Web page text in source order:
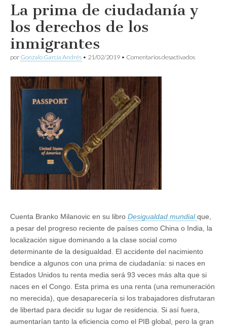
La prima de ciudadanía y
los derechos de los
inmigrantes
por Gonzalo García Andrés • 21/02/2019 • Comentarios desactivadosen
Cuenta Branko Milanovic en su libro Desigualdad mundialque,
a pesar del progreso reciente de países como China o India, la
localización sigue dominando a la clase social como
determinante de la desigualdad. El accidente del nacimiento
bendice a algunos con una prima de ciudadanía: si naces en
Estados Unidos tu renta media será 93 veces más alta que si
naces en el Congo. Esta prima es una renta (una remuneración
no merecida), que desaparecería si los trabajadores disfrutaran
de libertad para decidir su lugar de residencia. Si así fuera,
aumentarían tanto la eficiencia como el PIB global, pero la gran